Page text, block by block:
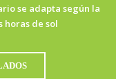
se adapta según la
horas de sol